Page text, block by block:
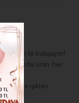
ile buluşuyor!
çeken bu ürün, her
ışıkları